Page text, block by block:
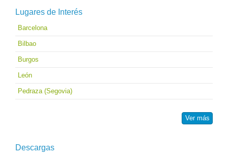
Lugares de Interés
Barcelona
Bilbao
Burgos
León
Pedraza (Segovia)
Ver más
Descargas